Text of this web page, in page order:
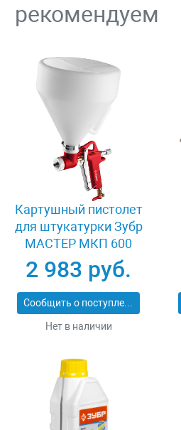
рекомендуем
Картушный пистолет
для штукатурки Зубр
МАСТЕР МКП 600
06466
2 983 руб.
Сообщить о поступлении
Нет в наличии